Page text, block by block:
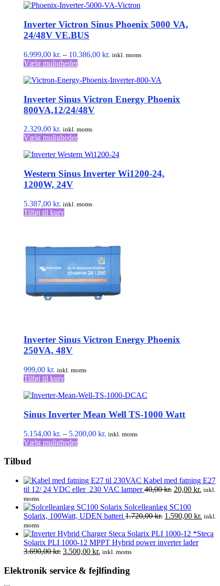
Inverter Victron Sinus Phoenix 5000 VA,
24/48V VE.BUS
6.999,00 kr. – 10.386,00 kr. Prisinterval:
10.386,00 kr.
inkl. moms
Vælg mulighederDette
har
varianter.
Mulighederne
kan
på
varesiden
Inverter Sinus Victron Energy Phoenix
800VA,12/24/48V
2.329,00 kr. inkl. moms
Vælg mulighederDette
har
varianter.
på
Western Sinus Inverter Wi1200-24,
1200W, 24V
5.387,00 kr. inkl. moms
Tilføj til kurv
Inverter Sinus Victron Energy Phoenix
250VA, 48V
999,00 kr. inkl. moms
Tilføj til kurv
Sinus Inverter Mean Well TS-1000 Watt
5.154,00 kr. – 5.200,00 kr. Prisinterval:
inkl. moms
Vælg mulighederDette
varianter.
Mulighederne
kan
vælges
på
varesiden
Tilbud
Kabel med fatning E27
til 12/ 24 VDC eller 230 VAC lamper 40,00kr. Den
pris
var:
20,00 kr. Den
er:
inkl.
moms
Solcelleanlæg SC100
Solarix, 100Watt, UDEN batteri 1.720,00kr. Den
pris
var:
1.590,00 kr. Den
pris
inkl.
moms
*Steca
Solarix PLI 1000-12 MPPT Hybrid power inverter lader
3.690,00kr. Den
pris
3.500,00 kr. Den
pris
inkl. moms
Elektronik service & fejlfinding